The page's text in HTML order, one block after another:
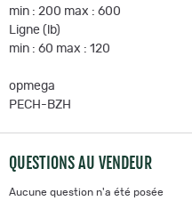
min : 200 max : 600
Ligne (lb)
min : 60 max : 120
opmega
PECH-BZH
QUESTIONS AU VENDEUR
Aucune question n'a été posée